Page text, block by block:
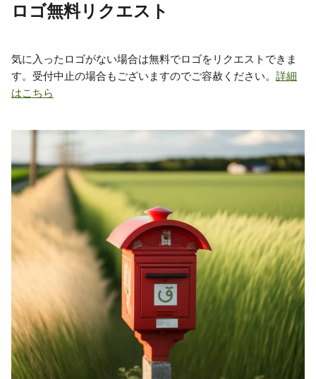
ロゴ無料リクエスト
気に入ったロゴがない場合は無料でロゴをリクエストできま
す。受付中止の場合もございますのでご容赦ください。 詳細
はこちら